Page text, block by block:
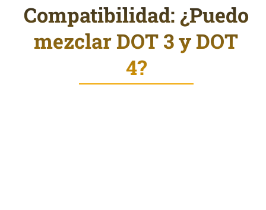
Compatibilidad: ¿Puedo
mezclar DOT 3 y DOT
4?